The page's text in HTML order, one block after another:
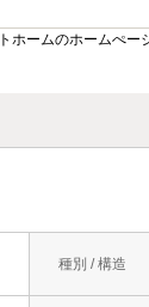
ームのホームぺー
種別 / 構造